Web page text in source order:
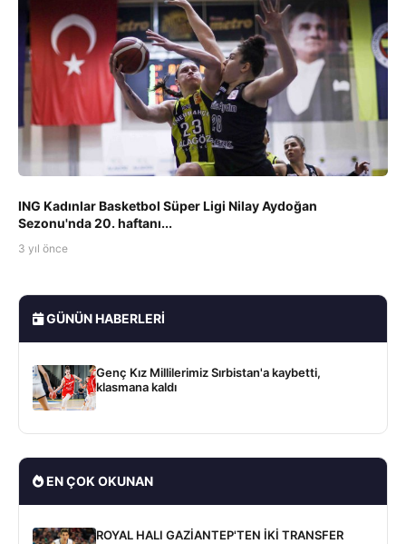
ING Kadınlar Basketbol Süper Ligi Nilay Aydoğan
Sezonu'nda 20. haftanı...
3 yıl önce
GÜNÜN HABERLERI
Genç Kız Millilerimiz Sırbistan'a kaybetti,
klasmana kaldı
EN ÇOK OKUNAN
ROYAL HALI GAZİANTEP'TEN İKİ TRANSFER